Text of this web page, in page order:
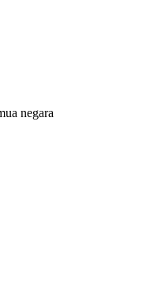
negara